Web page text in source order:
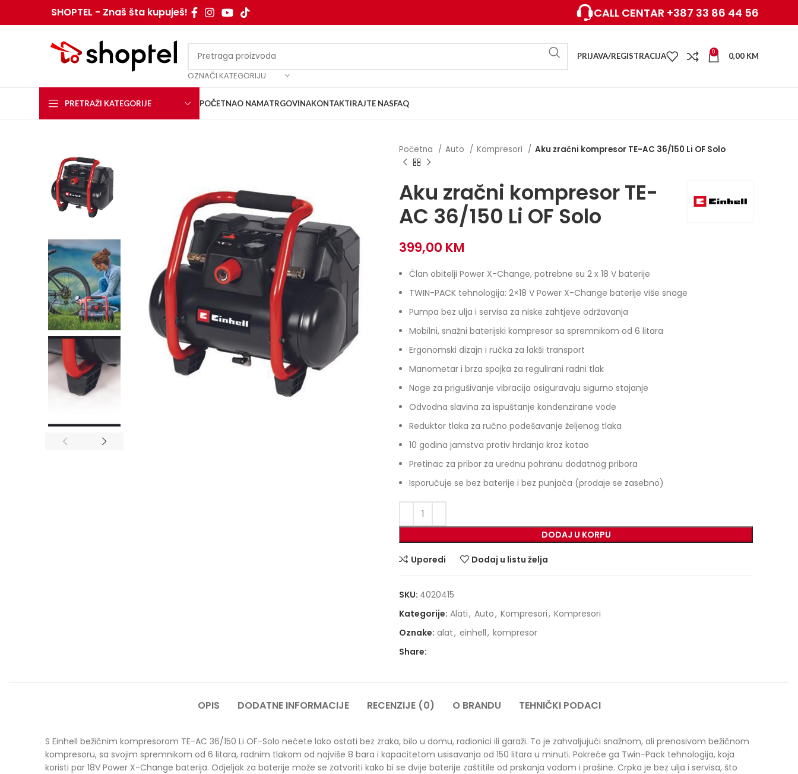
SHOPTEL - Znaš šta kupuješ! CALL CENTAR +387 33 86 44 56
OZNAČI KATEGORIJU
PRIJAVA/REGISTRACIJA 0 0,00 KM
PRETRAŽI KATEGORIJE POČETNAO NAMATRGOVINAKONTAKTIRAJTE NASFAQ
Početna Auto Kompresori Aku zračni kompresor TE-AC 36/150 Li OF Solo
Aku zračni kompresor TE-
AC 36/150 Li OF Solo
399,00 KM
Član obitelji Power X-Change, potrebne su 2 x 18 V baterije
TWIN-PACK tehnologija: 2×18 V Power X-Change baterije više snage
Pumpa bez ulja i servisa za niske zahtjeve održavanja
Mobilni, snažni baterijski kompresor sa spremnikom od 6 litara
Ergonomski dizajn i ručka za lakši transport
Manometar i brza spojka za regulirani radni tlak
Noge za prigušivanje vibracija osiguravaju sigurno stajanje
Odvodna slavina za ispuštanje kondenzirane vode
Reduktor tlaka za ručno podešavanje željenog tlaka
10 godina jamstva protiv hrđanja kroz kotao
Pretinac za pribor za urednu pohranu dodatnog pribora
Isporučuje se bez baterije i bez punjača (prodaje se zasebno)
DODAJ U KORPU
Uporedi Dodaj u listu želja
SKU: 4020415
Kategorije: Alati, Auto, Kompresori, Kompresori
Oznake: alat, einhell, kompresor
Share:
OPIS DODATNE INFORMACIJE RECENZIJE (0) O BRANDU TEHNIČKI PODACI
S Einhell bežičnim kompresorom TE-AC 36/150 Li OF-Solo nećete lako ostati bez zraka, bilo u domu, radionici ili garaži. To je zahvaljujući snažnom, ali prenosivom bežičnom
kompresoru, sa svojim spremnikom od 6 litara, radnim tlakom od najviše 8 bara i kapacitetom usisavanja od 150 litara u minuti. Pokreće ga Twin-Pack tehnologija, koja
koristi par 18V Power X-Change baterija. Odjeljak za baterije može se zatvoriti kako bi se dvije baterije zaštitile od prskanja vodom i prašine. Crpka je bez ulja i servisa, što